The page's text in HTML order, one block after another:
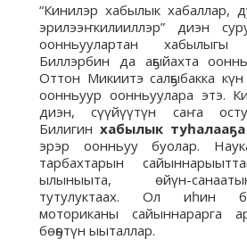
“Кинилэр хабылык хабаллар,
эрилээҥкилииллэр” диэн
оонньуулартан
Биллэрбин да аҕыйахта
Оттон Микиитэ салҕыбакка
оонньуур оонньуулара этэ.
диэн, сүүйүүтүн саҥа
Билигин хабылык туһалааҕа
эрэр оонньуу буолар.
тарбахтарын
ылыныыта, өйүн-
тутулуктаах. Ол иһин
моториканы сайыннарарга
бөҕөтүн ыыталлар.